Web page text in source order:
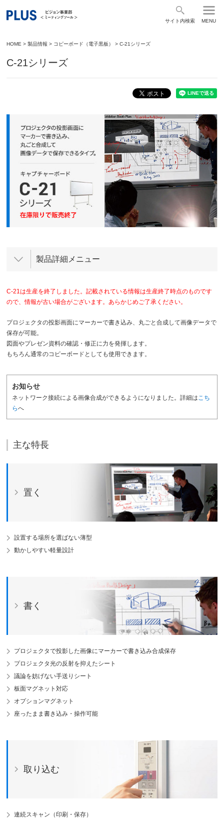
サイト内検索 MENU
HOME >製品情報 > コピーボード（電子黒板） >C-21シリーズ
C-21シリーズ
製品詳細メニュー
C-21は生産を終了しました。記載されている情報は生産終了時点のものです
ので、情報が古い場合がございます。あらかじめご了承ください。
プロジェクタの投影画面にマーカーで書き込み、丸ごと合成して画像データで
保存が可能。
図面やプレゼン資料の確認・修正に力を発揮します。
もちろん通常のコピーボードとしても使用できます。
お知らせ
ネットワーク接続による画像合成ができるようになりました。詳細は こち
らへ
主な特長
置く
設置する場所を選ばない薄型
動かしやすい軽量設計
書く
プロジェクタで投影した画像にマーカーで書き込み合成保存
プロジェクタ光の反射を抑えたシート
議論を妨げない手送りシート
板面マグネット対応
オプションマグネット
座ったまま書き込み・操作可能
取り込む
連続スキャン（印刷・保存）